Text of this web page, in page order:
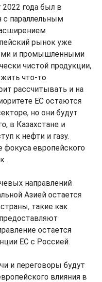
года был в
с параллельным
рынок уже
и промышленными
чистой продукции,
что-то
рассчитывать и на
ЕС остаются
но они будут
в Казахстане и
к нефти и газу.
европейского
направлений
Азией остается
такие как
остается
ЕС с Россией.
и переговоры будут
влияния в